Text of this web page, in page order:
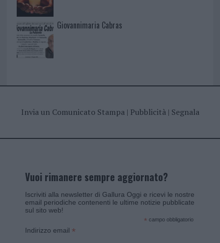
Giovannimaria Cabras
Invia un Comunicato Stampa| Pubblicità| Segnala
Vuoi rimanere sempre aggiornato?
Iscriviti alla newsletter di Gallura Oggi e ricevi le nostre
email periodiche contenenti le ultime notizie pubblicate
sul sito web!
* campo obbligatorio
Indirizzo email *